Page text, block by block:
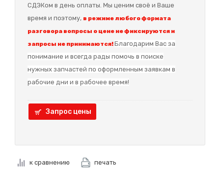
СДЭКом в день оплаты. Мы ценим своё и Ваше
время и поэтому, в режиме любого формата
разговора вопросы о цене не фиксируются и
запросы не принимаются!Благодарим Вас за
понимание и всегда рады помочь в поиске
нужных запчастей по оформленным заявкам в
рабочие дни и в рабочее время!
Запрос цены
к сравнению печать